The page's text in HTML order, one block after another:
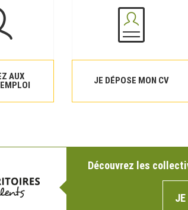
AUX
JE DÉPOSE MON CV
Découvrez les
JE